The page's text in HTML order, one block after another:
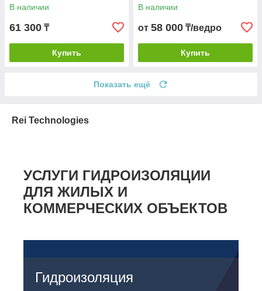
В наличии
61 300 ₸
Купить
В наличии
от 58 000 ₸/ведро
Купить
Показать ещё
Rei Technologies
УСЛУГИ ГИДРОИЗОЛЯЦИИ
ДЛЯ ЖИЛЫХ И
КОММЕРЧЕСКИХ ОБЪЕКТОВ
Гидроизоляция